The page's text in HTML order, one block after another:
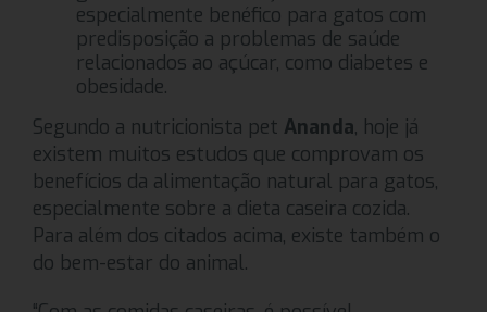
especialmente benéfico para gatos com
predisposição a problemas de saúde
relacionados ao açúcar, como diabetes e
obesidade.
Segundo a nutricionista pet Ananda, hoje já
existem muitos estudos que comprovam os
benefícios da alimentação natural para gatos,
especialmente sobre a dieta caseira cozida.
Para além dos citados acima, existe também o
do bem-estar do animal.